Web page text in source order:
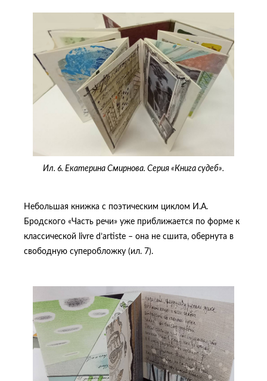
Ил. 6. Екатерина Смирнова. Серия «Книга судеб».
Небольшая книжка с поэтическим циклом И.А.
Бродского «Часть речи» уже приближается по форме к
классической livre d’artiste – она не сшита, обернута в
свободную суперобложку (ил. 7).